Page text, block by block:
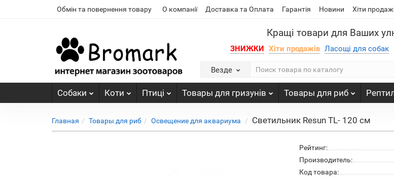
Обмін та повернення товару О компанії Доставка та Оплата Гарантія Новини Хіти
Кращі товари для Ваших
ЗНИЖКИ Хіти продажів Ласощі для собак
Везде
Собаки Коти Птиці Товары для гризунів Товары для риб
Главная Товары для риб Освещение для аквариума Светильник Resun TL- 120 см
Рейтинг:
Производитель:
Код товара: